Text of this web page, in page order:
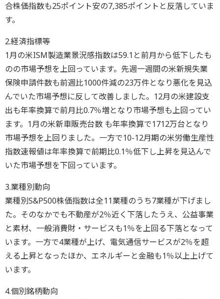
合株価指数も25ポイント安の7,385ポイントと反落していま
す。
2.経済指標等
1月の米ISM製造業景況感指数は59.1と前月から低下したも
のの市場予想を上回っています。先週一週間の米新規失業
保険申請件数も前週比1000件減の23万件となり悪化を見込
んでいた市場予想に反して改善しました。12月の米建設支
出も年率換算で前月比0.7％増となり市場予想も上回ってい
ます。1月の米新車販売台数 も年率換算で1712万台となり
市場予想を上回りました。一方で10-12月期の米労働生産性
指数速報値は年率換算で前期比0.1％低下し上昇を見込んで
いた市場予想を下回っています。
3.業種別動向
業種別S&P500株価指数は全11業種のうち7業種が下げまし
た。そのなかでも不動産が2％近く下落したうえ、公益事業
と素材、一般消費財・サービスも1％を上回る下落となって
います。一方で4業種が上げ、電気通信サービスが2％を超
える上昇となったほか、エネルギーと金融も1％以上上げて
います。
4.個別銘柄動向